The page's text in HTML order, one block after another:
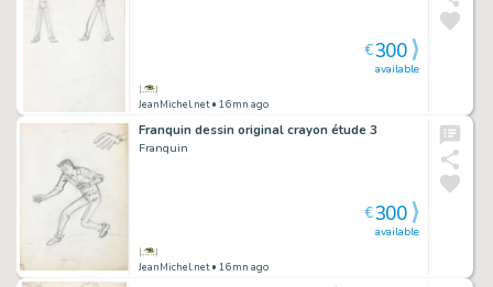
JeanMichel.net• 16mn ago
available
€300
Franquin dessin original crayon étude 3
Franquin
JeanMichel.net• 16mn ago
available
€300